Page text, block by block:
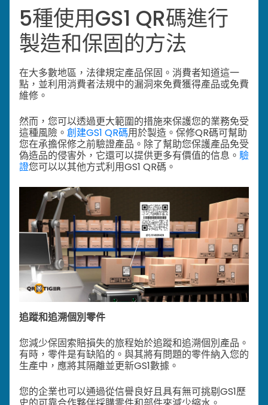
5種使用GS1 QR碼進行
製造和保固的方法
在大多數地區，法律規定產品保固。消費者知道這一
點，並利用消費者法規中的漏洞來免費獲得產品或免費
維修。
然而，您可以透過更大範圍的措施來保護您的業務免受
這種風險。 創建GS1 QR碼用於製造。保修QR碼可幫助
您在承擔保修之前驗證產品。除了幫助您保護產品免受
偽造品的侵害外，它還可以提供更多有價值的信息。 驗
證您可以以其他方式利用GS1 QR碼。
追蹤和追溯個別零件
您減少保固索賠損失的旅程始於追蹤和追溯個別產品。
有時，零件是有缺陷的。與其將有問題的零件納入您的
生產中，應將其隔離並更新GS1數據。
您的企業也可以通過從信譽良好且具有無可挑剔GS1歷